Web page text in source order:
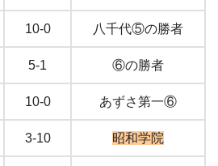
10-0 八千代⑤の勝者
5-1 ⑥の勝者
10-0 あずさ第一⑥
3-10 昭和学院